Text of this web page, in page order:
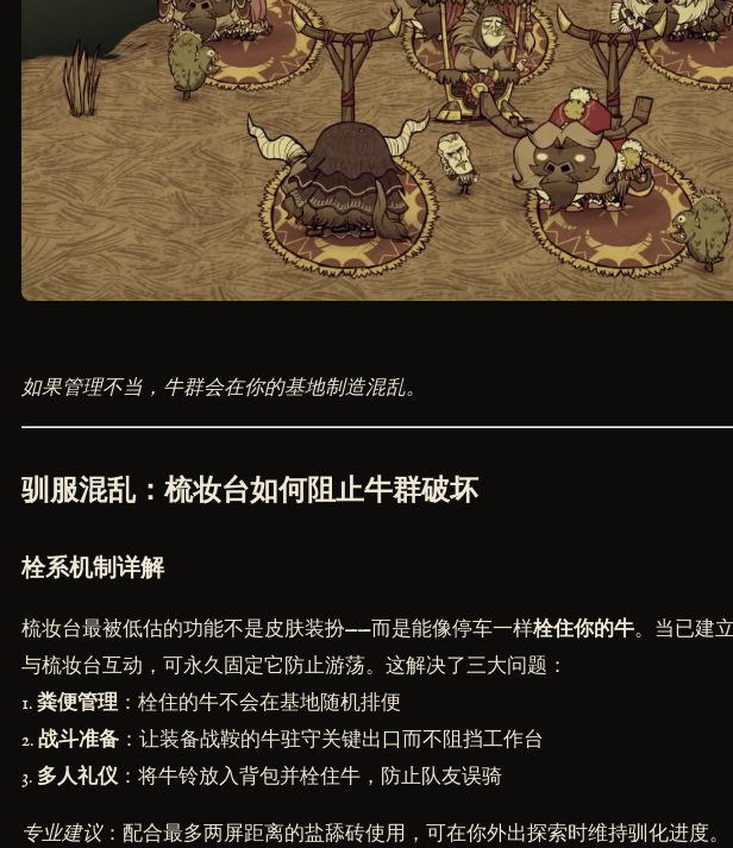
如果管理不当，牛群会在你的基地制造混乱。
驯服混乱：梳妆台如何阻止牛群破坏
栓系机制详解
梳妆台最被低估的功能不是皮肤装扮——而是能像停车一样栓住你的牛。当已建
与梳妆台互动，可永久固定它防止游荡。这解决了三大问题：
1.粪便管理：栓住的牛不会在基地随机排便
2.战斗准备 ：让装备战鞍的牛驻守关键出口而不阻挡工作台
3. 多人礼仪：将牛铃放入背包并栓住牛，防止队友误骑
专业建议：配合最多两屏距离的盐舔砖使用，可在你外出探索时维持驯化进度。